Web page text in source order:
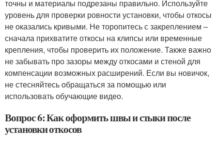
точны и материалы подрезаны правильно. Используйте
уровень для проверки ровности установки, чтобы откосы
не оказались кривыми. Не торопитесь с закреплением –
сначала прихватите откосы на клипсы или временные
крепления, чтобы проверить их положение. Также важно
не забывать про зазоры между откосами и стеной для
компенсации возможных расширений. Если вы новичок,
не стесняйтесь обращаться за помощью или
использовать обучающие видео.
Вопрос 6: Как оформить швы и стыки после
установки откосов